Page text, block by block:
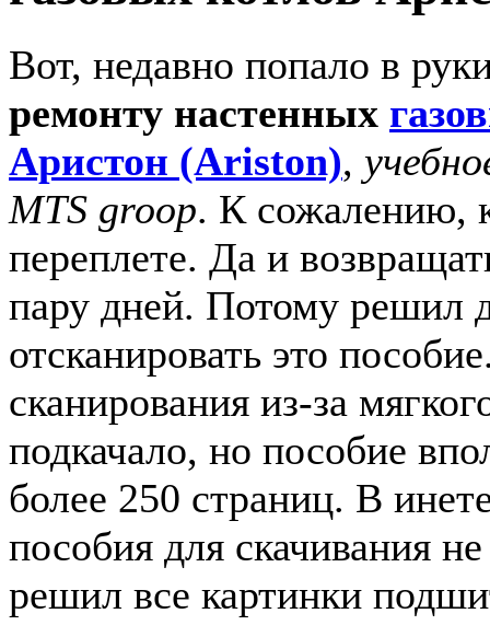
Вот, недавно попало в
ремонту настенных
Аристон (Ariston),
MTS groop. К сожалению,
переплете. Да и
пару дней. Потому решил
отсканировать это
сканирования из-за
подкачало, но пособие
более 250 страниц. В
пособия для скачивания
решил все картинки